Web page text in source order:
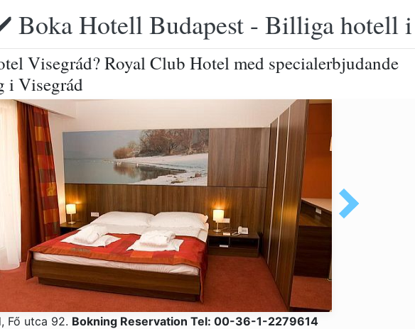
Boka Hotell Budapest - Billiga hotell i
Visegrád? Royal Club Hotel med specialerbjudande
i Visegrád
Fő utca 92. Bokning Reservation Tel: 00-36-1-2279614